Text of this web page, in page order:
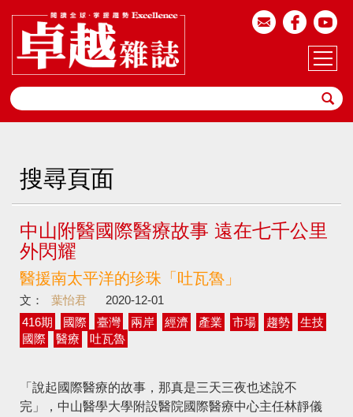
搜尋頁面
中山附醫國際醫療故事 遠在七千公里
外閃耀
醫援南太平洋的珍珠「吐瓦魯」
文： 葉怡君
2020-12-01
416期
國際 臺灣 兩岸 經濟 產業 市場 趨勢
生技
國際
醫療 吐瓦魯
「說起國際醫療的故事，那真是三天三夜也述說不
完」，中山醫學大學附設醫院國際醫療中心主任林靜儀